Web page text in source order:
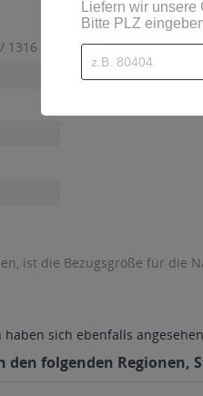
kJ
ist die Bezugsgröße für die
haben sich ebenfalls angesehen
folgenden Regionen,